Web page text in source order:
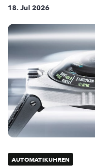
18. Jul 2026
AUTOMATIKUHREN